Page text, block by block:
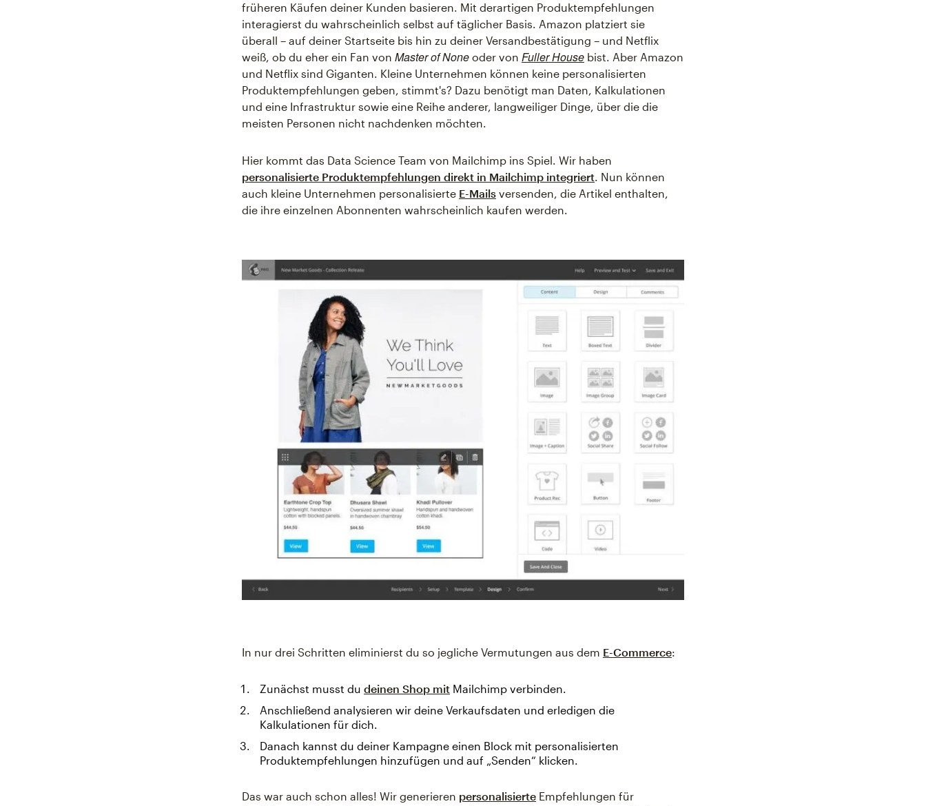
früheren Käufen deiner Kunden basieren. Mit derartigen Produktempfehlungen
interagierst du wahrscheinlich selbst auf täglicher Basis. Amazon platziert sie
überall – auf deiner Startseite bis hin zu deiner Versandbestätigung – und Netflix
weiß, ob du eher ein Fan von Master of None oder von Fuller House bist. Aber Amazon
und Netflix sind Giganten. Kleine Unternehmen können keine personalisierten
Produktempfehlungen geben, stimmt's? Dazu benötigt man Daten, Kalkulationen
und eine Infrastruktur sowie eine Reihe anderer, langweiliger Dinge, über die die
meisten Personen nicht nachdenken möchten.
Hier kommt das Data Science Team von Mailchimp ins Spiel. Wir haben
personalisierte Produktempfehlungen direkt in Mailchimp integriert. Nun können
auch kleine Unternehmen personalisierte E-Mails versenden, die Artikel enthalten,
die ihre einzelnen Abonnenten wahrscheinlich kaufen werden.
In nur drei Schritten eliminierst du so jegliche Vermutungen aus dem E-Commerce:
Zunächst musst du deinen Shop mit Mailchimp verbinden.
Anschließend analysieren wir deine Verkaufsdaten und erledigen die
Kalkulationen für dich.
Danach kannst du deiner Kampagne einen Block mit personalisierten
Produktempfehlungen hinzufügen und auf „Senden“ klicken.
Das war auch schon alles! Wir generieren personalisierte Empfehlungen für